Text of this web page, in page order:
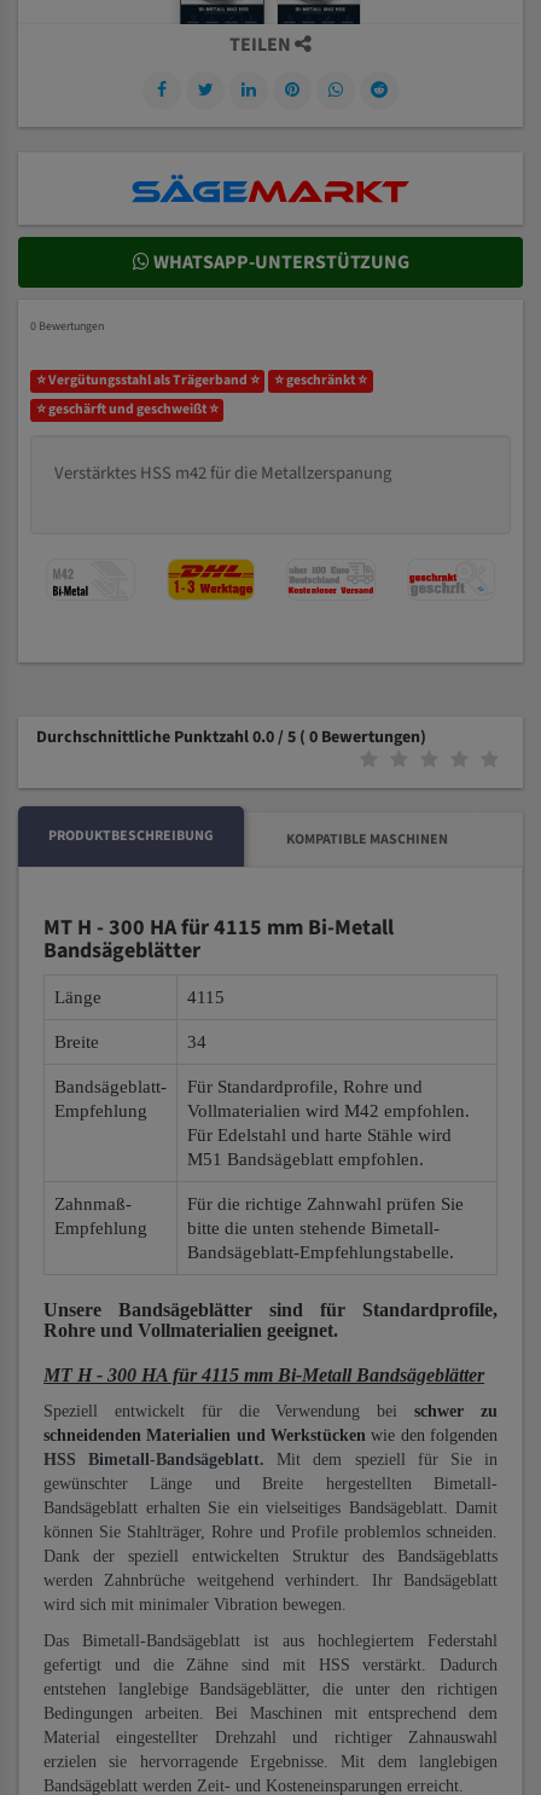
TEILEN
WHATSAPP-UNTERSTÜTZUNG
0 Bewertungen
⭐ Vergütungsstahl als Trägerband ⭐
⭐ geschränkt ⭐
⭐ geschärft und geschweißt ⭐
Verstärktes HSS m42 für die Metallzerspanung
Durchschnittliche Punktzahl 0.0 / 5 ( 0 Bewertungen)
PRODUKTBESCHREIBUNG KOMPATIBLE MASCHINEN
MT H - 300 HA für 4115 mm Bi-Metall
Bandsägeblätter
Länge 4115
Breite 34
Bandsägeblatt-
Empfehlung
Für Standardprofile, Rohre und
Vollmaterialien wird M42 empfohlen.
Für Edelstahl und harte Stähle wird
M51 Bandsägeblatt empfohlen.
Zahnmaß-
Empfehlung
Für die richtige Zahnwahl prüfen Sie
bitte die unten stehende Bimetall-
Bandsägeblatt-Empfehlungstabelle.
Unsere Bandsägeblätter sind für Standardprofile,
Rohre und Vollmaterialien geeignet.
MT H - 300 HA für 4115 mm Bi-Metall Bandsägeblätter
Speziell entwickelt für die Verwendung beischwer zu
schneidenden Materialien und Werkstücken wie den folgenden
HSS Bimetall-Bandsägeblatt. Mit dem speziell für Sie in
gewünschter Länge und Breite hergestellten Bimetall-
Bandsägeblatt erhalten Sie ein vielseitiges Bandsägeblatt. Damit
können Sie Stahlträger, Rohre und Profile problemlos schneiden.
Dank der speziell entwickelten Struktur des Bandsägeblatts
werden Zahnbrüche weitgehend verhindert. Ihr Bandsägeblatt
wird sich mit minimaler Vibration bewegen.
Das Bimetall-Bandsägeblatt ist aus hochlegiertem Federstahl
gefertigt und die Zähne sind mit HSS verstärkt. Dadurch
entstehen langlebige Bandsägeblätter, die unter den richtigen
Bedingungen arbeiten. Bei Maschinen mit entsprechend dem
Material eingestellter Drehzahl und richtiger Zahnauswahl
erzielen sie hervorragende Ergebnisse. Mit dem langlebigen
Bandsägeblatt werden Zeit- und Kosteneinsparungen erreicht.